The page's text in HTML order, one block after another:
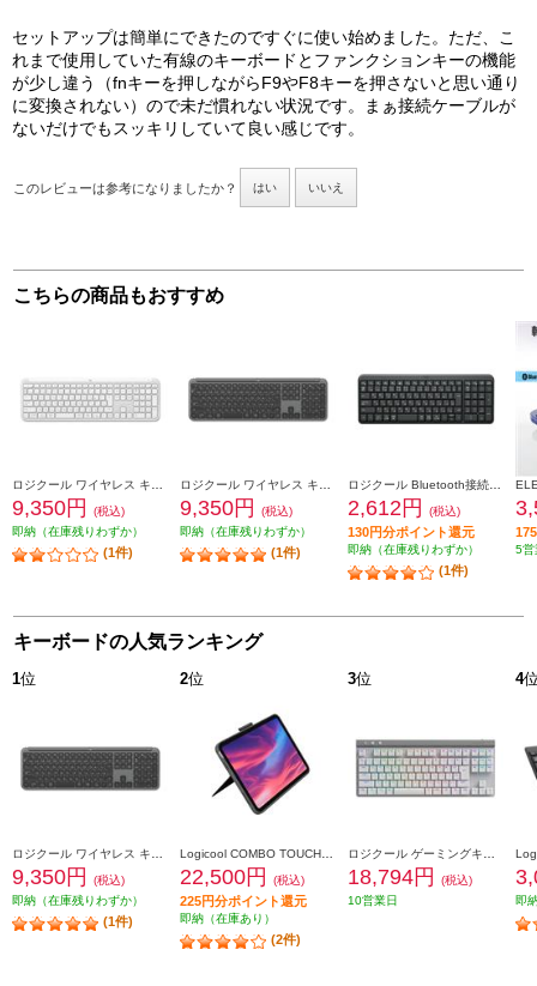
セットアップは簡単にできたのですぐに使い始めました。ただ、こ
れまで使用していた有線のキーボードとファンクションキーの機能
が少し違う（fnキーを押しながらF9やF8キーを押さないと思い通り
に変換されない）ので未だ慣れない状況です。まぁ接続ケーブルが
ないだけでもスッキリしていて良い感じです。
このレビューは参考になりましたか？ はい いいえ
こちらの商品もおすすめ
9,350円
(税込)
即納（在庫残りわずか）
(1件)
9,350円
(税込)
即納（在庫残りわずか）
(1件)
2,612円 (税込)
130円分ポイント還元
即納（在庫残りわずか）
(1件)
5営
キーボードの人気ランキング
1位
9,350円
(税込)
即納（在庫残りわずか）
(1件)
2位
22,500円 (税込)
225円分ポイント還元
即納（在庫あり）
(2件)
3位
18,794円
(税込)
10営業日
4
即